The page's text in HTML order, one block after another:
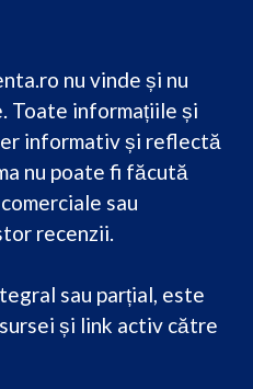
nu vinde și nu
Toate informațiile și
informativ și reflectă
nu poate fi făcută
sau
recenzii.
sau parțial, este
și link activ către